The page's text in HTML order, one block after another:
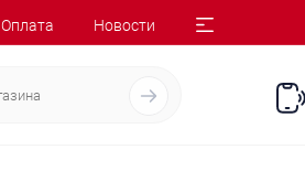
Оплата Новости